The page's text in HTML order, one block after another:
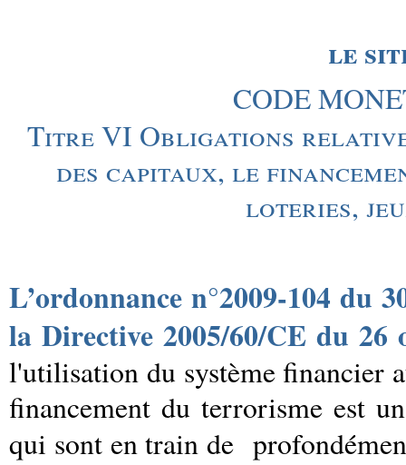
le
CODE
Titre VI Obligations
des capitaux, le
loteries,
L’ordonnance n°2009-104 du
la Directive 2005/60/CE du 26
l'utilisation du système financier
financement du terrorisme est
qui sont en train de